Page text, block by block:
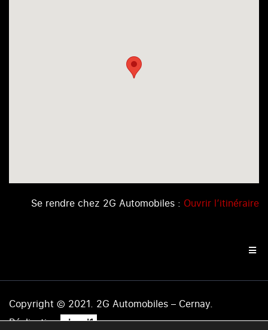
Se rendre chez 2G Automobiles : Ouvrir l’itinéraire
Copyright © 2021. 2G Automobiles – Cernay.
Réalisation .level1